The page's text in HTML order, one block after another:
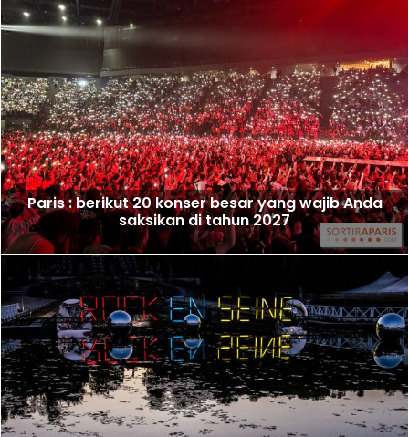
Paris : berikut 20 konser besar yang wajib Anda
saksikan di tahun 2027